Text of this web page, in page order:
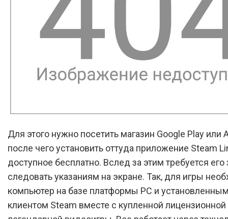
Для этого нужно посетить магазин Google Play или
после чего установить оттуда приложение Steam
доступное бесплатно. Вслед за этим требуется его
следовать указаниям на экране. Так, для игры
компьютер на базе платформы PC и
клиентом Steam вместе с купленной